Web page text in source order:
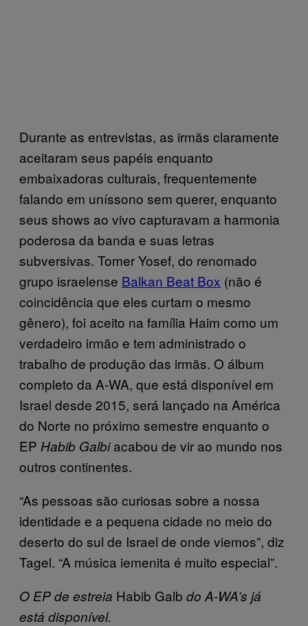
Durante as entrevistas, as irmãs claramente
aceitaram seus papéis enquanto
embaixadoras culturais, frequentemente
falando em uníssono sem querer, enquanto
seus shows ao vivo capturavam a harmonia
poderosa da banda e suas letras
subversivas. Tomer Yosef, do renomado
grupo israelense Balkan Beat Box (não é
coincidência que eles curtam o mesmo
gênero), foi aceito na família Haim como um
verdadeiro irmão e tem administrado o
trabalho de produção das irmãs. O álbum
completo da A-WA, que está disponível em
Israel desde 2015, será lançado na América
do Norte no próximo semestre enquanto o
EP Habib Galbiacabou de vir ao mundo nos
outros continentes.
“As pessoas são curiosas sobre a nossa
identidade e a pequena cidade no meio do
deserto do sul de Israel de onde viemos”, diz
Tagel. “A música iemenita é muito especial”.
O EP de estreia Habib Galb do A-WA’s já
está disponível.